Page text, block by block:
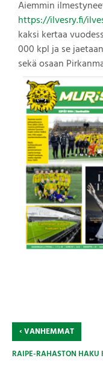
Aiemmin
https://ilvesry.fi/
kaksi kertaa
000 kpl ja se
sekä osaan
‹VANHEMMAT
RAIPE-RAHASTON HAKU